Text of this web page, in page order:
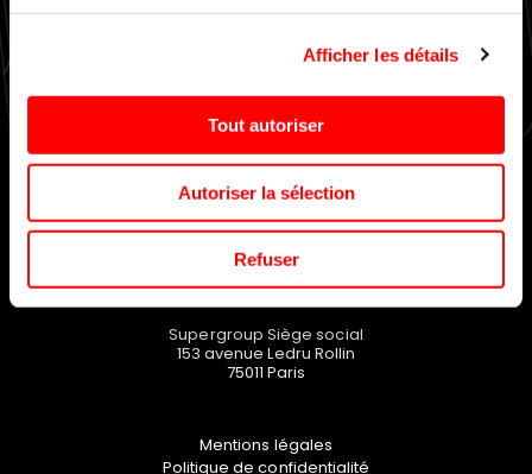
Afficher les détails
Tout autoriser
Autoriser la sélection
Refuser
EN SAVOIR PLUS
Supergroup Siège social
153 avenue Ledru Rollin
75011 Paris
Mentions légales
Politique de confidentialité